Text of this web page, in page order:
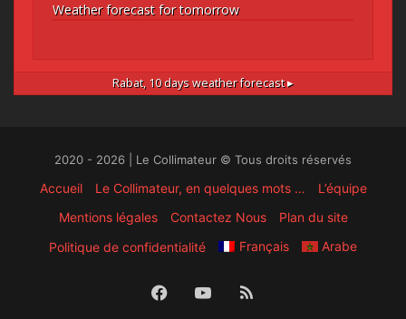
Weather forecast for tomorrow
Rabat, 10 days weather forecast ▸
2020 - 2026 | Le Collimateur © Tous droits réservés
Accueil Le Collimateur, en quelques mots …
L’équipe
Mentions légales
Contactez Nous
Plan du site
Politique de confidentialité
Français Arabe
FacebookYouTube